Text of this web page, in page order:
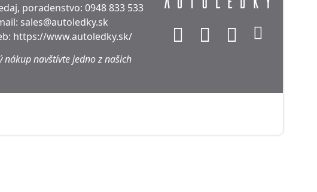
poradenstvo: 0948 833 533
sales@autoledky.sk
https://www.autoledky.sk/
nákup navštívte jedno z našich